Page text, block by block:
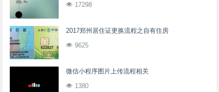
17298
2017郑州居住证更换流程之自有住房
9625
微信小程序图片上传流程相关
1380